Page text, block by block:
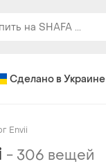
Сделано в Украине
Envii
- 306 вещей